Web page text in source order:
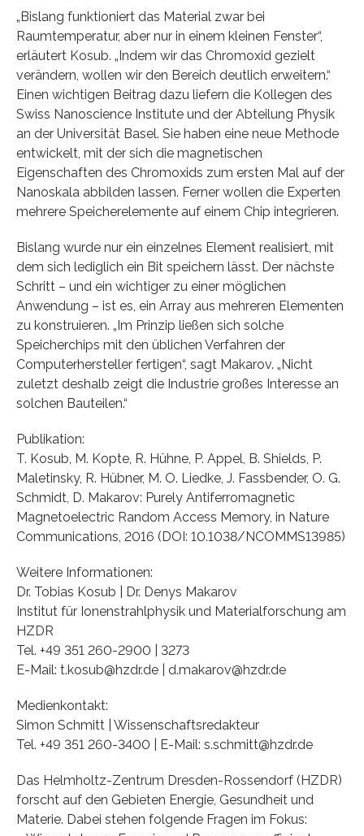
„Bislang funktioniert das Material zwar bei
Raumtemperatur, aber nur in einem kleinen Fenster“,
erläutert Kosub. „Indem wir das Chromoxid gezielt
verändern, wollen wir den Bereich deutlich erweitern.“
Einen wichtigen Beitrag dazu liefern die Kollegen des
Swiss Nanoscience Institute und der Abteilung Physik
an der Universität Basel. Sie haben eine neue Methode
entwickelt, mit der sich die magnetischen
Eigenschaften des Chromoxids zum ersten Mal auf der
Nanoskala abbilden lassen. Ferner wollen die Experten
mehrere Speicherelemente auf einem Chip integrieren.
Bislang wurde nur ein einzelnes Element realisiert, mit
dem sich lediglich ein Bit speichern lässt. Der nächste
Schritt – und ein wichtiger zu einer möglichen
Anwendung – ist es, ein Array aus mehreren Elementen
zu konstruieren. „Im Prinzip ließen sich solche
Speicherchips mit den üblichen Verfahren der
Computerhersteller fertigen“, sagt Makarov. „Nicht
zuletzt deshalb zeigt die Industrie großes Interesse an
solchen Bauteilen.“
Publikation:
T. Kosub, M. Kopte, R. Hühne, P. Appel, B. Shields, P.
Maletinsky, R. Hübner, M. O. Liedke, J. Fassbender, O. G.
Schmidt, D. Makarov: Purely Antiferromagnetic
Magnetoelectric Random Access Memory, in Nature
Communications, 2016 (DOI: 10.1038/NCOMMS13985)
Weitere Informationen:
Dr. Tobias Kosub | Dr. Denys Makarov
Institut für Ionenstrahlphysik und Materialforschung am
HZDR
Tel. +49 351 260-2900 | 3273
E-Mail: t.kosub@hzdr.de | d.makarov@hzdr.de
Medienkontakt:
Simon Schmitt | Wissenschaftsredakteur
Tel. +49 351 260-3400 | E-Mail: s.schmitt@hzdr.de
Das Helmholtz-Zentrum Dresden-Rossendorf (HZDR)
forscht auf den Gebieten Energie, Gesundheit und
Materie. Dabei stehen folgende Fragen im Fokus: